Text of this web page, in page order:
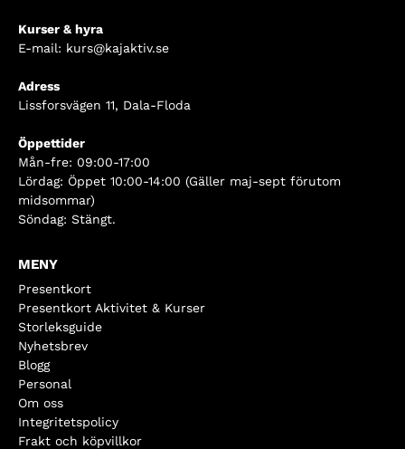
Kurser & hyra
E-mail: kurs@kajaktiv.se
Adress
Lissforsvägen 11, Dala-Floda
Öppettider
Mån-fre: 09:00-17:00
Lördag: Öppet 10:00-14:00 (Gäller maj-sept förutom
midsommar)
Söndag: Stängt.
MENY
Presentkort
Presentkort Aktivitet & Kurser
Storleksguide
Nyhetsbrev
Blogg
Personal
Om oss
Integritetspolicy
Frakt och köpvillkor